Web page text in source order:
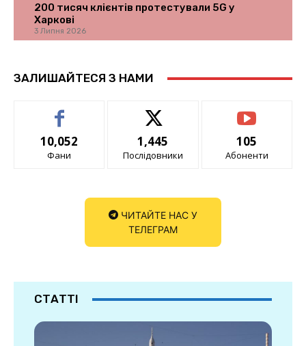
200 тисяч клієнтів протестували 5G у
Харкові
3 Липня 2026
ЗАЛИШАЙТЕСЯ З НАМИ
10,052
Фани
1,445
Послідовники
105
Абоненти
ЧИТАЙТЕ НАС У
ТЕЛЕГРАМ
СТАТТІ